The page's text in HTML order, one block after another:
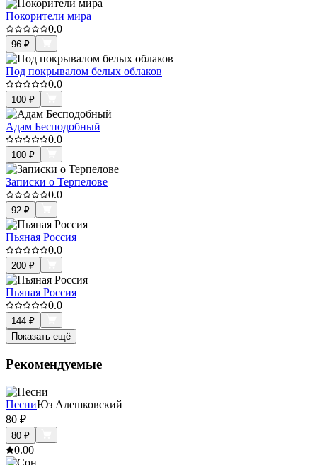
Покорители мира
0.0
96 ₽
Под покрывалом белых облаков
0.0
100 ₽
Адам Бесподобный
0.0
100 ₽
Записки о Терпелове
0.0
92 ₽
Пьяная Россия
0.0
200 ₽
Пьяная Россия
0.0
144 ₽
Показать ещё
Рекомендуемые
ПесниЮз Алешковский
80 ₽
80 ₽
0.00